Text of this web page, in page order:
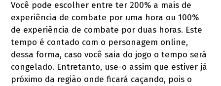
Você pode escolher entre ter 200% a mais de
experiência de combate por uma hora ou 100%
de experiência de combate por duas horas. Este
tempo é contado com o personagem online,
dessa forma, caso você saia do jogo o tempo será
congelado. Entretanto, use-o assim que estiver já
próximo da região onde ficará caçando, pois o